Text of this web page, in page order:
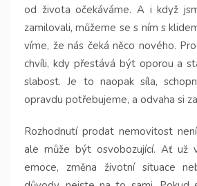
od života očekáváme. A i když
zamilovali, můžeme se s ním s
víme, že nás čeká něco nového.
chvíli, kdy přestává být oporou a
slabost. Je to naopak síla,
opravdu potřebujeme, a odvaha si
Rozhodnutí prodat nemovitost
ale může být osvobozující. Ať už
emoce, změna životní situace